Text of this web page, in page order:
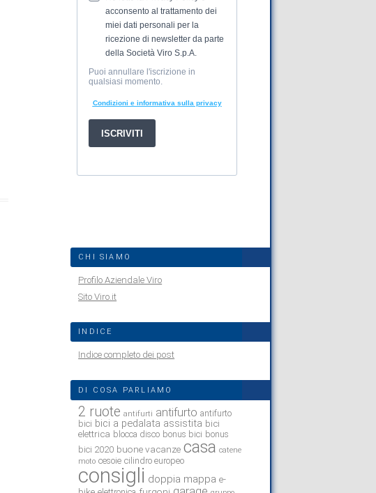
CHI SIAMO
Profilo Aziendale Viro
Sito Viro.it
INDICE
Indice completo dei post
DI COSA PARLIAMO
2 ruote antifurti antifurto antifurto
bici bici a pedalata assistita bici
elettrica blocca disco bonus bici bonus
bici 2020 buone vacanze casa catene
moto cesoie cilindro europeo
consigli doppia mappa e-